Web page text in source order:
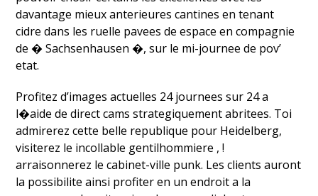
davantage mieux anterieures cantines en tenant
cidre dans les ruelle pavees de espace en compagnie
de � Sachsenhausen �, sur le mi-journee de pov’
etat.
Profitez d’images actuelles 24 journees sur 24 a
l�aide de direct cams strategiquement abritees. Toi
admirerez cette belle republique pour Heidelberg,
visiterez le incollable gentilhommiere , !
arraisonnerez le cabinet-ville punk. Les clients auront
la possibilite ainsi profiter en un endroit a la